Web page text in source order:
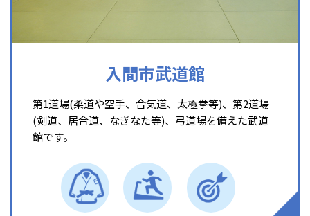
入間市武道館
第1道場(柔道や空手、合気道、太極拳等)、第2道場
(剣道、居合道、なぎなた等)、弓道場を備えた武道
館です。